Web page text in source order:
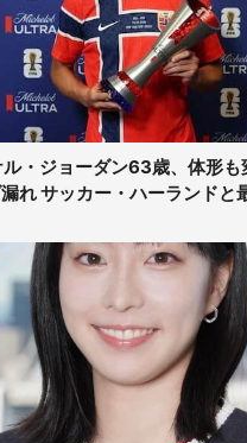
・ジョーダン63歳、体形も
れ サッカー・ハーランドと